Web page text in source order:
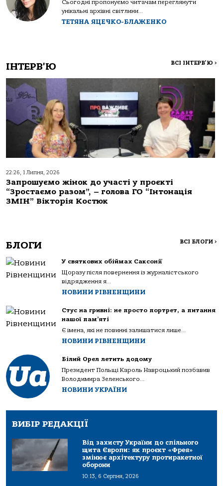
Сьогодні пропонуємо читачам переглянути
унікальні архівні світлини...
ТЕТЯНА ЯЦЕЧКО-БЛАЖЕНКО
ІНТЕРВ'Ю ВСІ ІНТЕРВ'Ю >
22:26, 1 Липня, 2026
Запрошуємо жінок до участі у проєкті
“Зростаємо разом”, – голова ГО “Інтонація
ЗМІН” Вікторія Костюк
БЛОГИ ВСІ БЛОГИ >
У святкових обіймах Саксонії
Щоразу після повернення із журналістського
відрядження я...
НОВИНИ РІВНЕНЩИНИ
Стус на гривні: не просто портрет, а питання
нашої пам’яті
Є імена, які не повинні залишатися лише...
НОВИНИ РІВНЕНЩИНИ
Білий Орел летить додому
Президент Польщі Кароль Навроцький позбавив
Володимира Зеленського...
НОВИНИ УКРАЇНИ
ВИБІР РЕДАКЦІЇ
Від захисту України до спільного
щита Європи: як проєкт «Фрея»
змінює архітектуру протиракетної
оборони
10:13, 6 Серпня, 2026